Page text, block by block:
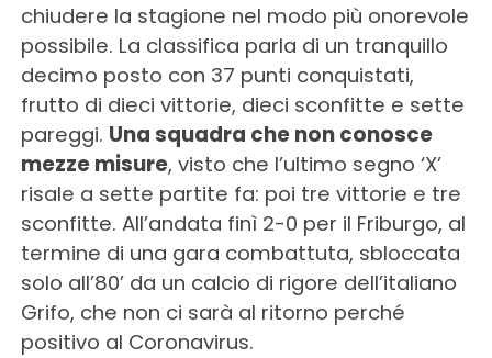
chiudere la stagione nel modo più onorevole
possibile. La classifica parla di un tranquillo
decimo posto con 37 punti conquistati,
frutto di dieci vittorie, dieci sconfitte e sette
pareggi. Una squadra che non conosce
mezze misure, visto che l’ultimo segno ‘X’
risale a sette partite fa: poi tre vittorie e tre
sconfitte. All’andata finì 2-0 per il Friburgo, al
termine di una gara combattuta, sbloccata
solo all’80’ da un calcio di rigore dell’italiano
Grifo, che non ci sarà al ritorno perché
positivo al Coronavirus.